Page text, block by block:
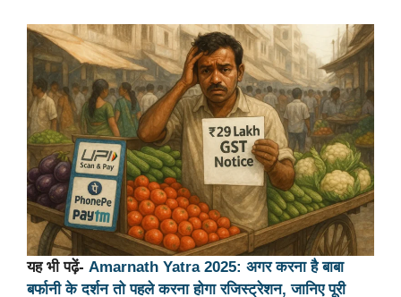
यह भी पढ़ें- Amarnath Yatra 2025: अगर करना है बाबा
बर्फानी के दर्शन तो पहले करना होगा रजिस्ट्रेशन, जानिए पूरी